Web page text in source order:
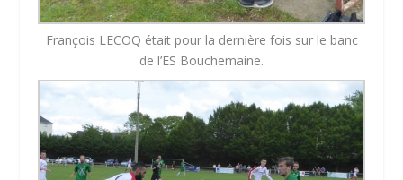
François LECOQ était pour la dernière fois sur le banc
de l’ES Bouchemaine.